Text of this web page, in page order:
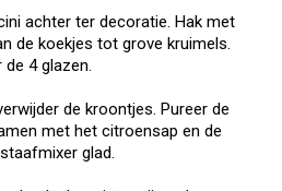
achter ter decoratie. Hak met
de koekjes tot grove kruimels.
4 glazen.
de kroontjes. Pureer de
met het citroensap en de
glad.